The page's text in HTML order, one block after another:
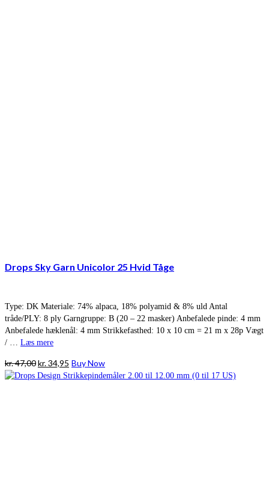
Drops Sky Garn Unicolor 25 Hvid Tåge
Type: DK Materiale: 74% alpaca, 18% polyamid & 8% uld Antal
tråde/PLY: 8 ply Garngruppe: B (20 – 22 masker) Anbefalede pinde: 4 mm
Anbefalede hæklenål: 4 mm Strikkefasthed: 10 x 10 cm = 21 m x 28p Vægt
/ … Læs mere
kr.47,00Den
oprindelige
kr.34,95 Den
aktuelle
Buy Now